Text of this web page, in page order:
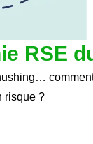
RSE
risque ?